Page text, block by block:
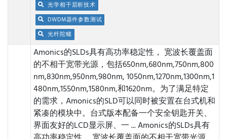
光学相干层析技术
DWDM器件参数测试
光纤陀螺
Amonics的SLDs具有高功率稳定性， 宽波长覆盖面
的不相干宽带光源，包括650nm,680nm,750nm,800
nm,830nm,950nm,980nm, 1050nm,1270nm,1300nm,1
480nm,1550nm,1580nm,和1620nm。为了满足特定
的需求，Amonics的SLD可以同时被安置在台式机和
紧凑的模块中。台式版本配备一个安全钥匙开关、
界面友好的LCD显示屏、一 ...Amonics的SLDs具有